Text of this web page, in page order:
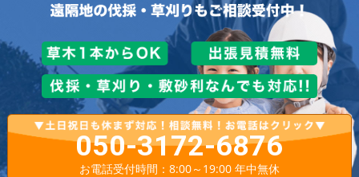
050-3172-6876
お電話受付時間：8:00～19:00 年中無休